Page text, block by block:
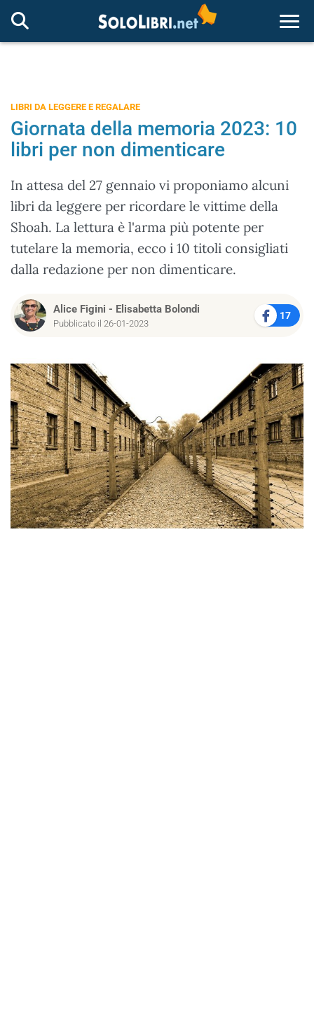
LIBRI DA LEGGERE E REGALARE
Giornata della memoria 2023: 10
libri per non dimenticare
In attesa del 27 gennaio vi proponiamo alcuni
libri da leggere per ricordare le vittime della
Shoah. La lettura è l'arma più potente per
tutelare la memoria, ecco i 10 titoli consigliati
dalla redazione per non dimenticare.
Alice Figini - Elisabetta Bolondi
Pubblicato il 26-01-2023
17